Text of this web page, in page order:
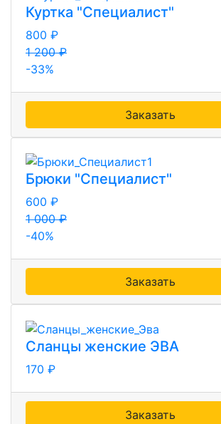
Куртка "Специалист"
800 ₽
1 200 ₽
-33%
Заказать
Брюки "Специалист"
600 ₽
1 000 ₽
-40%
Заказать
Сланцы женские ЭВА
170 ₽
Заказать